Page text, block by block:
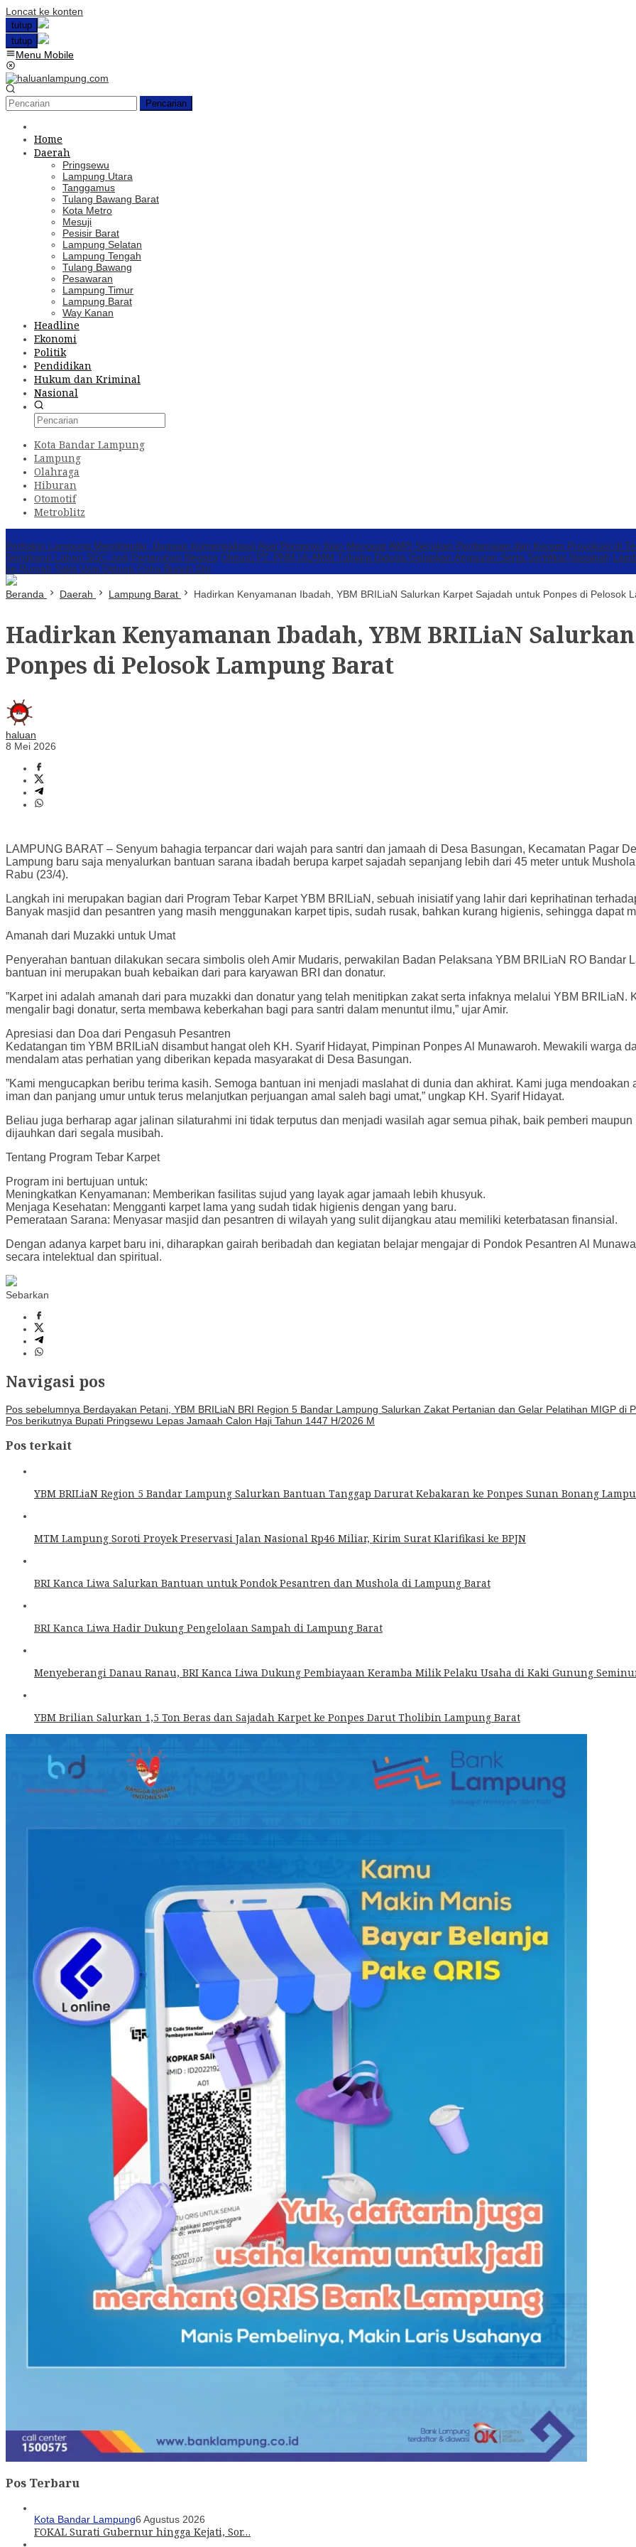
Loncat ke konten
tutup
tutup
Menu Mobile
Pencarian
Home
Daerah
Pringsewu
Lampung Utara
Tanggamus
Tulang Bawang Barat
Kota Metro
Mesuji
Pesisir Barat
Lampung Selatan
Lampung Tengah
Tulang Bawang
Pesawaran
Lampung Timur
Lampung Barat
Way Kanan
Headline
Ekonomi
Politik
Pendidikan
Hukum dan Kriminal
Nasional
Kota Bandar Lampung
Lampung
Olahraga
Hiburan
Otomotif
Metroblitz
Perbakin Lampung Menghindar, Dugaan Komersialisasi Aset Pemprov Kian MenguatAWPI Serukan Perdamaian dan Kecam Provokasi di
Sengkarut Lahan SGC Jadi Pertaruhan Negara Oknum PT. PNM ULAMM Tubaba Diduga Gelapkan Angsuran Serta Sertifikat Nasabah
ke Rumah Sakit Usai Diduga Coba Bunuh Diri
Beranda Daerah Lampung Barat Hadirkan Kenyamanan Ibadah, YBM BRILiaN Salurkan Karpet Sajadah untuk Ponpes di Pelosok
Hadirkan Kenyamanan Ibadah, YBM BRILiaN
Ponpes di Pelosok Lampung Barat
haluan
8 Mei 2026
LAMPUNG BARAT – Senyum bahagia terpancar dari wajah para santri dan jamaah di Desa Basungan, Kecamatan Pagar
Lampung baru saja menyalurkan bantuan sarana ibadah berupa karpet sajadah sepanjang lebih dari 45 meter untuk
Rabu (23/4).
​Langkah ini merupakan bagian dari Program Tebar Karpet YBM BRILiaN, sebuah inisiatif yang lahir dari keprihatinan
Banyak masjid dan pesantren yang masih menggunakan karpet tipis, sudah rusak, bahkan kurang higienis, sehingga dapat
​Amanah dari Muzakki untuk Umat
​Penyerahan bantuan dilakukan secara simbolis oleh Amir Mudaris, perwakilan Badan Pelaksana YBM BRILiaN RO Bandar
bantuan ini merupakan buah kebaikan dari para karyawan BRI dan donatur.
​”Karpet ini adalah amanah dari para muzakki dan donatur yang telah menitipkan zakat serta infaknya melalui YBM
mengalir bagi donatur, serta membawa keberkahan bagi para santri dalam menuntut ilmu,” ujar Amir.
​Apresiasi dan Doa dari Pengasuh Pesantren
​Kedatangan tim YBM BRILiaN disambut hangat oleh KH. Syarif Hidayat, Pimpinan Ponpes Al Munawaroh. Mewakili warga
mendalam atas perhatian yang diberikan kepada masyarakat di Desa Basungan.
​”Kami mengucapkan beribu terima kasih. Semoga bantuan ini menjadi maslahat di dunia dan akhirat. Kami juga
iman dan panjang umur untuk terus melanjutkan perjuangan amal saleh bagi umat,” ungkap KH. Syarif Hidayat.
​Beliau juga berharap agar jalinan silaturahmi ini tidak terputus dan menjadi wasilah agar semua pihak, baik pemberi
dijauhkan dari segala musibah.
​Tentang Program Tebar Karpet
​Program ini bertujuan untuk:
​Meningkatkan Kenyamanan: Memberikan fasilitas sujud yang layak agar jamaah lebih khusyuk.
​Menjaga Kesehatan: Mengganti karpet lama yang sudah tidak higienis dengan yang baru.
​Pemerataan Sarana: Menyasar masjid dan pesantren di wilayah yang sulit dijangkau atau memiliki keterbatasan finansial.
​Dengan adanya karpet baru ini, diharapkan gairah beribadah dan kegiatan belajar mengajar di Pondok Pesantren Al
secara intelektual dan spiritual.
Sebarkan
Navigasi pos
Pos sebelumnya Berdayakan Petani, YBM BRILiaN BRI Region 5 Bandar Lampung Salurkan Zakat Pertanian dan Gelar Pelatihan MIGP di
Pos berikutnya Bupati Pringsewu Lepas Jamaah Calon Haji Tahun 1447 H/2026 M
Pos terkait
YBM BRILiaN Region 5 Bandar Lampung Salurkan Bantuan Tanggap Darurat Kebakaran ke Ponpes Sunan Bonang
MTM Lampung Soroti Proyek Preservasi Jalan Nasional Rp46 Miliar, Kirim Surat Klarifikasi ke BPJN
BRI Kanca Liwa Salurkan Bantuan untuk Pondok Pesantren dan Mushola di Lampung Barat
BRI Kanca Liwa Hadir Dukung Pengelolaan Sampah di Lampung Barat
Menyeberangi Danau Ranau, BRI Kanca Liwa Dukung Pembiayaan Keramba Milik Pelaku Usaha di Kaki Gunung
YBM Brilian Salurkan 1,5 Ton Beras dan Sajadah Karpet ke Ponpes Darut Tholibin Lampung Barat
Pos Terbaru
Kota Bandar Lampung6 Agustus 2026
FOKAL Surati Gubernur hingga Kejati, Sor…